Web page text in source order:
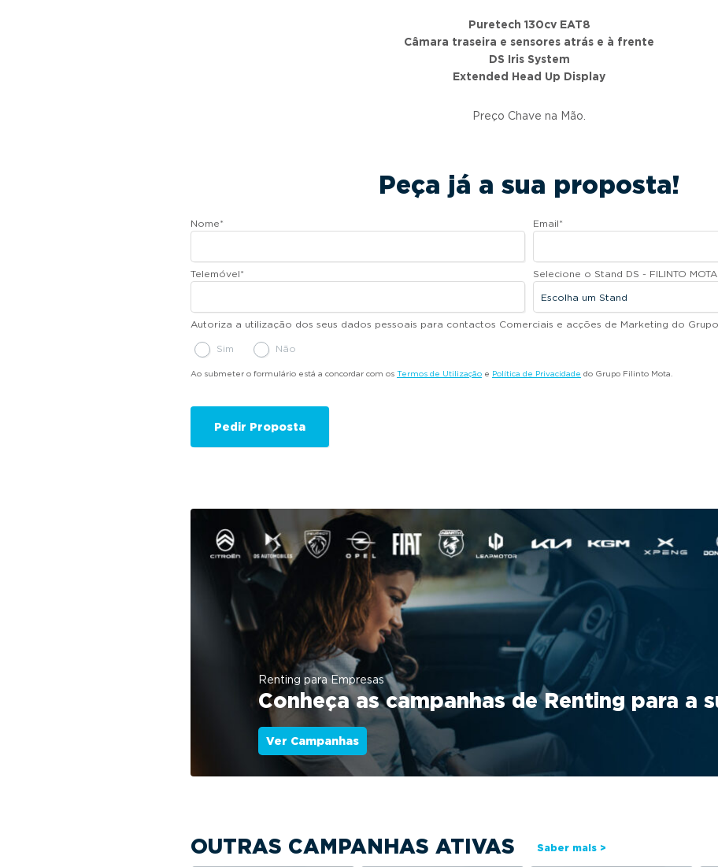
Puretech 130cv EAT8
Câmara traseira e sensores atrás e à frente
DS Iris System
Extended Head Up Display
Preço Chave na Mão.
Peça já a sua proposta!
Nome* Email*
Telemóvel* Selecione o Stand DS - FILINTO
Autoriza a utilização dos seus dados pessoais para contactos Comerciais e acções de Marketing do
Sim Não
Ao submeter o formulário está a concordar com os Termos de Utilização e Política de Privacidade do Grupo Filinto Mota.
Renting para Empresas
Conheça as campanhas de Renting para a
Ver Campanhas
OUTRAS CAMPANHAS ATIVAS Saber mais >